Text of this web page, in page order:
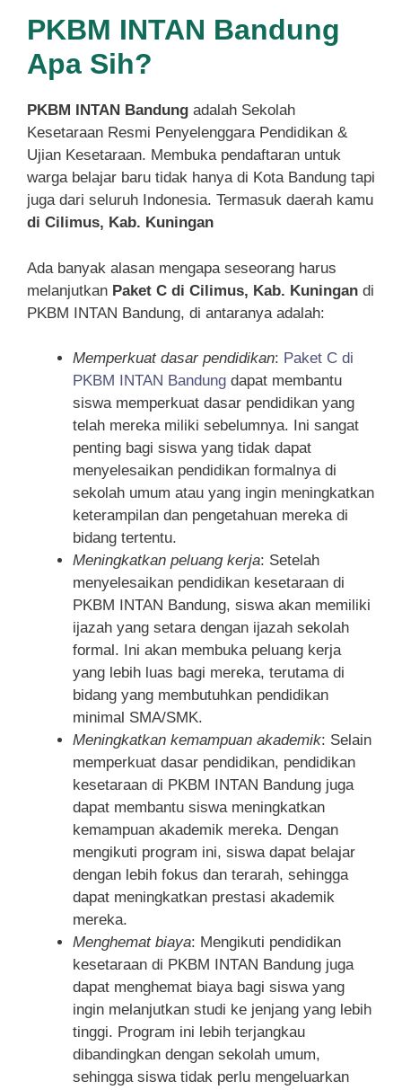
PKBM INTAN Bandung
Apa Sih?
PKBM INTAN Bandung adalah Sekolah
Kesetaraan Resmi Penyelenggara Pendidikan &
Ujian Kesetaraan. Membuka pendaftaran untuk
warga belajar baru tidak hanya di Kota Bandung tapi
juga dari seluruh Indonesia. Termasuk daerah kamu
di Cilimus, Kab. Kuningan
Ada banyak alasan mengapa seseorang harus
melanjutkan Paket C di Cilimus, Kab. Kuningan di
PKBM INTAN Bandung, di antaranya adalah:
Memperkuat dasar pendidikan: Paket C di
PKBM INTAN Bandung dapat membantu
siswa memperkuat dasar pendidikan yang
telah mereka miliki sebelumnya. Ini sangat
penting bagi siswa yang tidak dapat
menyelesaikan pendidikan formalnya di
sekolah umum atau yang ingin meningkatkan
keterampilan dan pengetahuan mereka di
bidang tertentu.
Meningkatkan peluang kerja: Setelah
menyelesaikan pendidikan kesetaraan di
PKBM INTAN Bandung, siswa akan memiliki
ijazah yang setara dengan ijazah sekolah
formal. Ini akan membuka peluang kerja
yang lebih luas bagi mereka, terutama di
bidang yang membutuhkan pendidikan
minimal SMA/SMK.
Meningkatkan kemampuan akademik: Selain
memperkuat dasar pendidikan, pendidikan
kesetaraan di PKBM INTAN Bandung juga
dapat membantu siswa meningkatkan
kemampuan akademik mereka. Dengan
mengikuti program ini, siswa dapat belajar
dengan lebih fokus dan terarah, sehingga
dapat meningkatkan prestasi akademik
mereka.
Menghemat biaya: Mengikuti pendidikan
kesetaraan di PKBM INTAN Bandung juga
dapat menghemat biaya bagi siswa yang
ingin melanjutkan studi ke jenjang yang lebih
tinggi. Program ini lebih terjangkau
dibandingkan dengan sekolah umum,
sehingga siswa tidak perlu mengeluarkan